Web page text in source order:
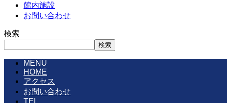
館内施設
お問い合わせ
検索
検索
MENU
HOME
アクセス
お問い合わせ
TEL